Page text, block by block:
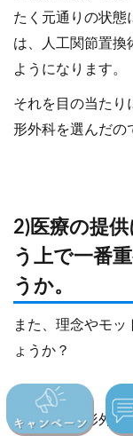
たく元通りの状態
は、人工関節置換
ようになります。
それを目の当たり
形外科を選んだの
2)医療の提
う上で一番
うか。
また、理念やモッ
ょうか？
足立慶友整形外科